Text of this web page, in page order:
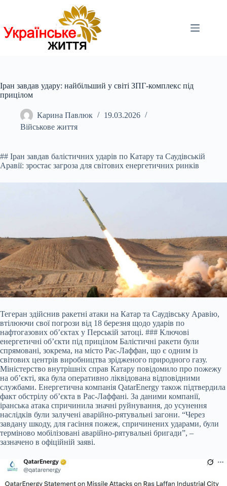
Іран завдав удару: найбільший у світі ЗПГ-комплекс під
прицілом
Карина Павлюк
19.03.2026
Військове життя
## Іран завдав балістичних ударів по Катару та Саудівській
Аравії: зростає загроза для світових енергетичних ринків
Тегеран здійснив ракетні атаки на Катар та Саудівську Аравію,
втілюючи свої погрози від 18 березня щодо ударів по
нафтогазових об’єктах у Перській затоці. ### Ключові
енергетичні об’єкти під прицілом Балістичні ракети були
спрямовані, зокрема, на місто Рас-Лаффан, що є одним із
світових центрів виробництва зрідженого природного газу.
Міністерство внутрішніх справ Катару повідомило про пожежу
на об’єкті, яка була оперативно ліквідована відповідними
службами. Енергетична компанія QatarEnergy також підтвердила
факт обстрілу об’єкта в Рас-Лаффані. За даними компанії,
іранська атака спричинила значні руйнування, до усунення
наслідків були залучені аварійно-рятувальні загони. “Через
завдану шкоду, для гасіння пожеж, спричинених ударами, були
терміново мобілізовані аварійно-рятувальні бригади”, –
зазначено в офіційній заяві.